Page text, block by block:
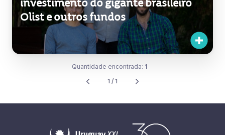
investimento do gigante brasileiro
Olist e outros fundos
Quantidade encontrada: 1
1 / 1